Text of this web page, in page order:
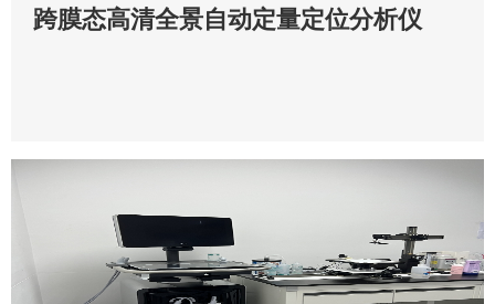
跨膜态高清全景自动定量定位分析仪